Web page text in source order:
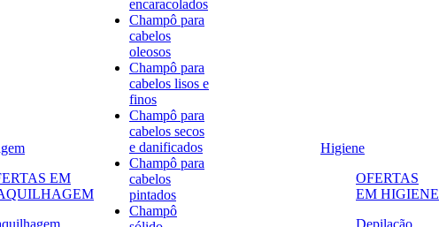
EM
encaracolados
Champô para
cabelos
oleosos
Champô para
cabelos lisos e
finos
Champô para
cabelos secos
e danificados
Champô para
cabelos
pintados
Champô
Higiene
OFERTAS
EM HIGIENE
Depilação